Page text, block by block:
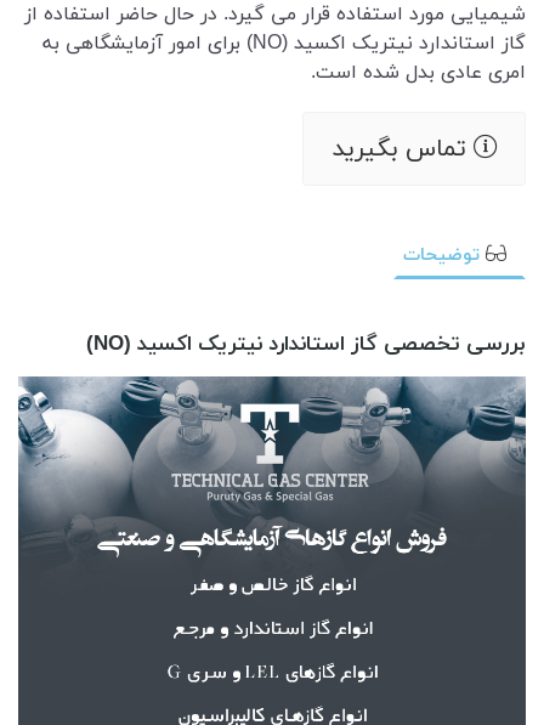
شیمیایی مورد استفاده قرار می گیرد. در حال حاضر استفاده از
گاز استاندارد نیتریک اکسید (NO) برای امور آزمایشگاهی به
امری عادی بدل شده است.
تماس بگیرید
توضیحات
بررسی تخصصی گاز استاندارد نیتریک اکسید (NO)